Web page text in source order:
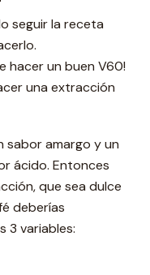
seguir la receta
hacer un buen V60!
una extracción
sabor amargo y un
ácido. Entonces
que sea dulce
deberías
3 variables: